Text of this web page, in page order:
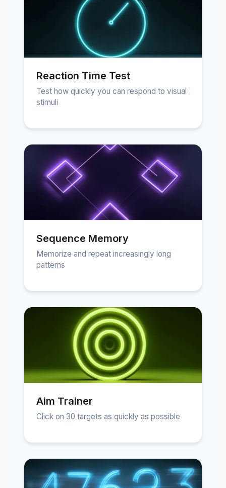
Reaction Time Test
Test how quickly you can respond to visual
stimuli
Sequence Memory
Memorize and repeat increasingly long
patterns
Aim Trainer
Click on 30 targets as quickly as possible